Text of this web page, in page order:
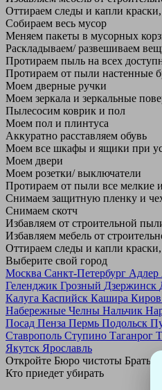
Оттираем следы и капли
Собираем весь мусор
Меняем пакеты в мусорных
Раскладываем/ развешиваем
Протираем пыль на всех
Протираем от пыли настенные
Моем дверные ручки
Моем зеркала и зеркальные
Пылесосим коврик и пол
Моем пол и плинтуса
Аккуратно расставляем обувь
Моем все шкафы и ящики при
Моем двери
Моем розетки/ выключатели
Протираем от пыли все мелкие
Снимаем защитную пленку и
Снимаем скотч
Избавляем от строительной
Избавляем мебель от
Оттираем следы и капли
Выберите свой город
Москва Санкт-Петербург Адлер
Геленджик Грозный Дзержинск
Калуга Каспийск Кашира Киров
Набережные Челны Нальчик
Посад Пенза Пермь Подольск
Ставрополь Ступино Таганрог
Якутск Ярославль
Откройте Бюро чистоты
Кто приедет убирать